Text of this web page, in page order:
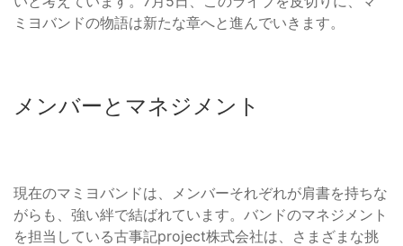
ミヨバンドの物語は新たな章へと進んでいきます。
メンバーとマネジメント
現在のマミヨバンドは、メンバーそれぞれが肩書を持ちな
がらも、強い絆で結ばれています。バンドのマネジメント
を担当している古事記project株式会社は、さまざまな挑